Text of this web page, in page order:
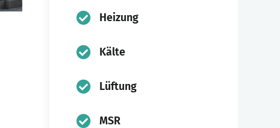
Heizung
Kälte
Lüftung
MSR